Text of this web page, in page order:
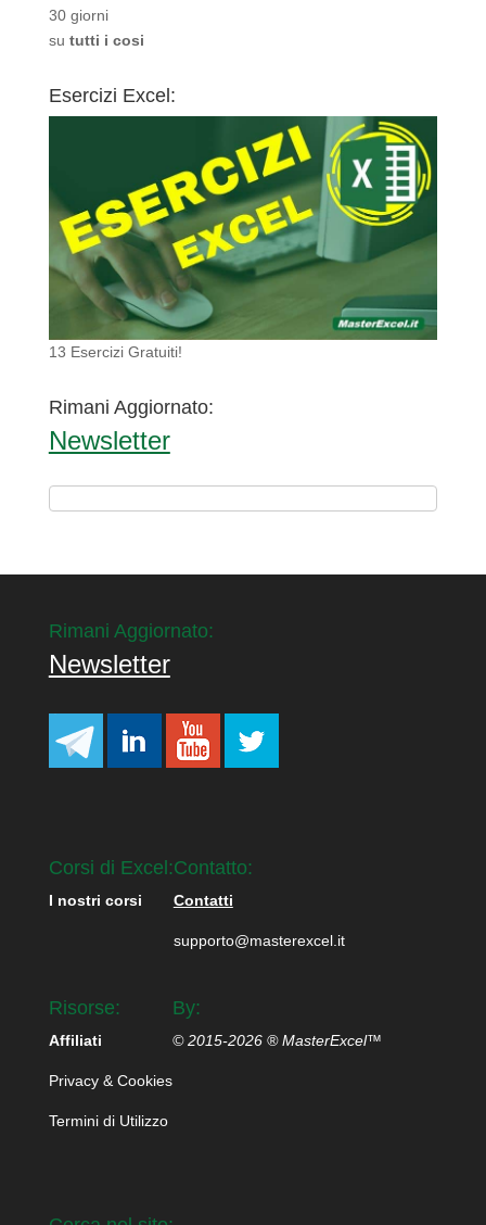
30 giorni
su tutti i cosi
Esercizi Excel:
13 Esercizi Gratuiti!
Rimani Aggiornato:
Newsletter
Rimani Aggiornato:
Newsletter
Corsi di Excel:
I nostri corsi
Contatto:
Contatti
supporto@masterexcel.it
Risorse:
Affiliati
Privacy & Cookies
Termini di Utilizzo
By:
© 2015-2026 ® MasterExcel™